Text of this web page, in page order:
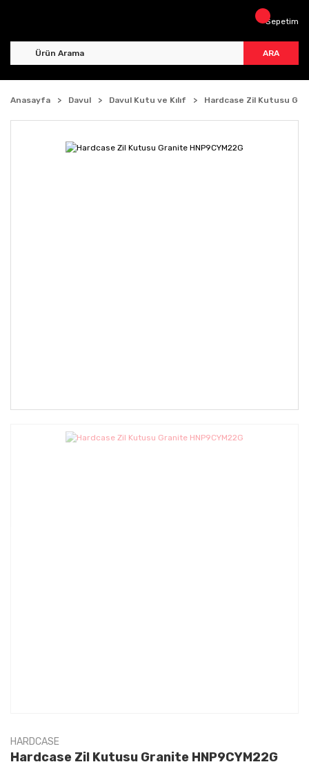
ARA
Sepetim
Anasayfa Davul Davul Kutu ve Kılıf Hardcase Zil Kutusu
HARDCASE
Hardcase Zil Kutusu Granite HNP9CYM22G